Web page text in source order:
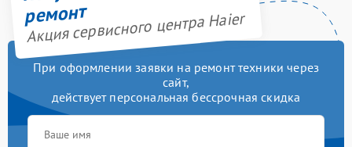
ремонт
Акция сервисного центра Haier
При оформлении заявки на ремонт техники через
сайт,
действует персональная бессрочная скидка